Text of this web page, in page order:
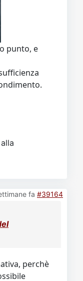
punto, e
fa #39164
perchè